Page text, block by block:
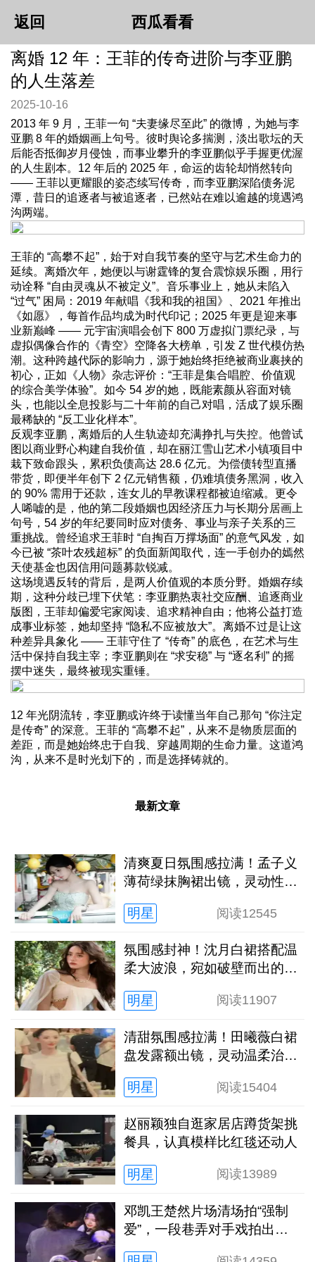
返回 西瓜看看
离婚 12 年：王菲的传奇进阶与李亚鹏
的人生落差​
2025-10-16
2013 年 9 月，王菲一句 “夫妻缘尽至此” 的微博，为她与李
亚鹏 8 年的婚姻画上句号。彼时舆论多揣测，淡出歌坛的天
后能否抵御岁月侵蚀，而事业攀升的李亚鹏似乎手握更优渥
的人生剧本。12 年后的 2025 年，命运的齿轮却悄然转向
—— 王菲以更耀眼的姿态续写传奇，而李亚鹏深陷债务泥
潭，昔日的追逐者与被追逐者，已然站在难以逾越的境遇鸿
沟两端。
王菲的 “高攀不起”，始于对自我节奏的坚守与艺术生命力的
延续。离婚次年，她便以与谢霆锋的复合震惊娱乐圈，用行
动诠释 “自由灵魂从不被定义”。音乐事业上，她从未陷入
“过气” 困局：2019 年献唱《我和我的祖国》、2021 年推出
《如愿》，每首作品均成为时代印记；2025 年更是迎来事
业新巅峰 —— 元宇宙演唱会创下 800 万虚拟门票纪录，与
虚拟偶像合作的《青空》空降各大榜单，引发 Z 世代模仿热
潮。这种跨越代际的影响力，源于她始终拒绝被商业裹挟的
初心，正如《人物》杂志评价：“王菲是集合唱腔、价值观
的综合美学体验”。如今 54 岁的她，既能素颜从容面对镜
头，也能以全息投影与二十年前的自己对唱，活成了娱乐圈
最稀缺的 “反工业化样本”。
反观李亚鹏，离婚后的人生轨迹却充满挣扎与失控。他曾试
图以商业野心构建自我价值，却在丽江雪山艺术小镇项目中
栽下致命跟头，累积负债高达 28.6 亿元。为偿债转型直播
带货，即便半年创下 2 亿元销售额，仍难填债务黑洞，收入
的 90% 需用于还款，连女儿的早教课程都被迫缩减。更令
人唏嘘的是，他的第二段婚姻也因经济压力与长期分居画上
句号，54 岁的年纪要同时应对债务、事业与亲子关系的三
重挑战。曾经追求王菲时 “自掏百万撑场面” 的意气风发，如
今已被 “茶叶农残超标” 的负面新闻取代，连一手创办的嫣然
天使基金也因信用问题募款锐减。
这场境遇反转的背后，是两人价值观的本质分野。婚姻存续
期，这种分歧已埋下伏笔：李亚鹏热衷社交应酬、追逐商业
版图，王菲却偏爱宅家阅读、追求精神自由；他将公益打造
成事业标签，她却坚持 “隐私不应被放大”。离婚不过是让这
种差异具象化 —— 王菲守住了 “传奇” 的底色，在艺术与生
活中保持自我主宰；李亚鹏则在 “求安稳” 与 “逐名利” 的摇
摆中迷失，最终被现实重锤。
12 年光阴流转，李亚鹏或许终于读懂当年自己那句 “你注定
是传奇” 的深意。王菲的 “高攀不起”，从来不是物质层面的
差距，而是她始终忠于自我、穿越周期的生命力量。这道鸿
沟，从来不是时光划下的，而是选择铸就的。
最新文章
清爽夏日氛围感拉满！孟子义
薄荷绿抹胸裙出镜，灵动性感
明星
阅读12545
氛围感封神！沈月白裙搭配温
柔大波浪，宛如破壁而出的希
明星
阅读11907
清甜氛围感拉满！田曦薇白裙
盘发露额出镜，灵动温柔治愈
明星
阅读15404
赵丽颖独自逛家居店蹲货架挑
餐具，认真模样比红毯还动人
明星 阅读13989
邓凯王楚然片场清场拍“强制
爱”，一段巷弄对手戏拍出电